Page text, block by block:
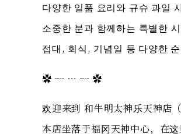
다양한 일품 요리와 규슈 과일
소중한 분과 함께하는 특별한
접대, 회식, 기념일 등 다양한
✿ ┈ ⋯ ┈ ✿
欢迎来到 和牛明太神乐天神店
本店坐落于福冈天神中心，在